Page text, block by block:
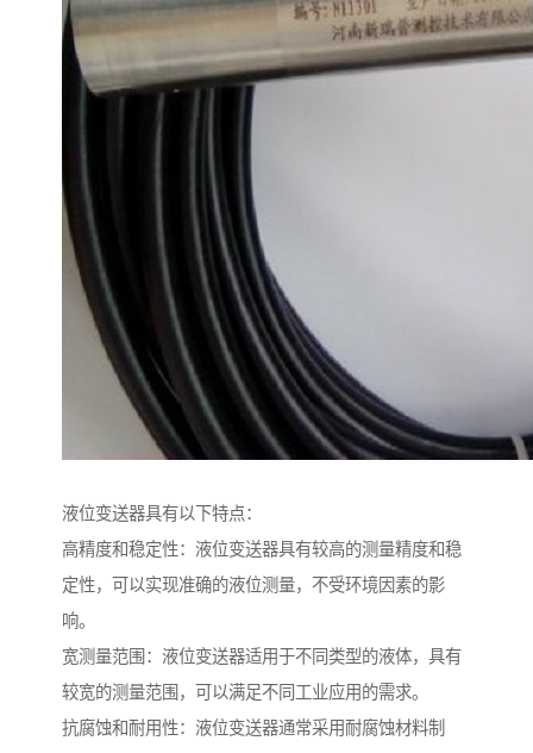
液位变送器具有以下特点：
高精度和稳定性：液位变送器具有较高的测量精度和稳
定性，可以实现准确的液位测量，不受环境因素的影
响。
宽测量范围：液位变送器适用于不同类型的液体，具有
较宽的测量范围，可以满足不同工业应用的需求。
抗腐蚀和耐用性：液位变送器通常采用耐腐蚀材料制